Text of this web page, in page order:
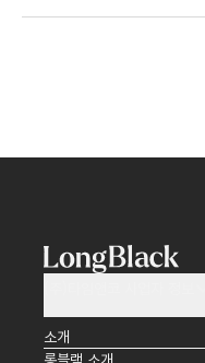
소개
롱블랙 소개